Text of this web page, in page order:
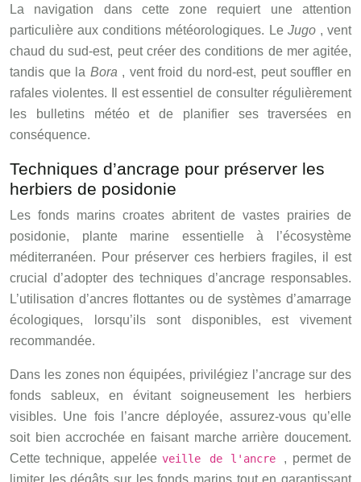
La navigation dans cette zone requiert une attention
particulière aux conditions météorologiques. Le Jugo , vent
chaud du sud-est, peut créer des conditions de mer agitée,
tandis que la Bora , vent froid du nord-est, peut souffler en
rafales violentes. Il est essentiel de consulter régulièrement
les bulletins météo et de planifier ses traversées en
conséquence.
Techniques d’ancrage pour préserver les
herbiers de posidonie
Les fonds marins croates abritent de vastes prairies de
posidonie, plante marine essentielle à l’écosystème
méditerranéen. Pour préserver ces herbiers fragiles, il est
crucial d’adopter des techniques d’ancrage responsables.
L’utilisation d’ancres flottantes ou de systèmes d’amarrage
écologiques, lorsqu’ils sont disponibles, est vivement
recommandée.
Dans les zones non équipées, privilégiez l’ancrage sur des
fonds sableux, en évitant soigneusement les herbiers
visibles. Une fois l’ancre déployée, assurez-vous qu’elle
soit bien accrochée en faisant marche arrière doucement.
Cette technique, appeléeveille de l'ancre , permet de
limiter les dégâts sur les fonds marins tout en garantissant